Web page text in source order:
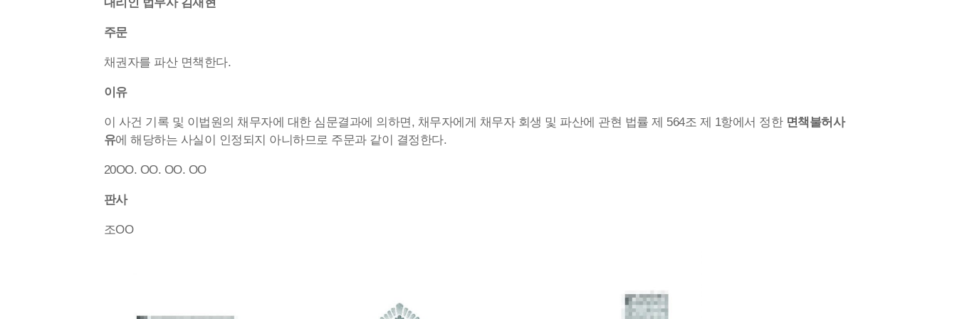
주문
채권자를 파산 면책한다.
이유
이 사건 기록 및 이법원의 채무자에 대한 심문결과에 의하면, 채무자에게 채무자 회생 및 파산에 관현 법률 제 564조 제 1항에서 정한 면책불허사
유에 해당하는 사실이 인정되지 아니하므로 주문과 같이 결정한다.
20OO. OO. OO. OO
판사
조OO